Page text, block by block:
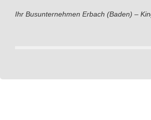
Ihr Busunternehmen Erbach (Baden) –